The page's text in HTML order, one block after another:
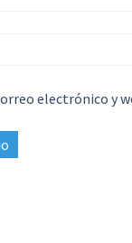
electrónico y